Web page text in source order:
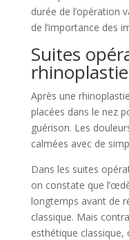
durée de l’opération
de l’importance des
Suites
Après une
placées dans le nez
guérison. Les
calmées avec de
Dans les suites
on constate que
longtemps avant de
classique. Mais
esthétique classique,